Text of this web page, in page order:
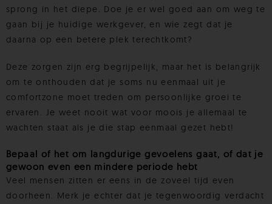
sprong in het diepe. Doe je er wel goed aan om weg te
gaan bij je huidige werkgever, en wie zegt dat je
daarna op een betere plek terechtkomt?
Deze zorgen zijn erg begrijpelijk, maar het is belangrijk
om te onthouden dat je soms nu eenmaal uit je
comfortzone moet treden om persoonlijke groei te
ervaren. Je weet nooit wat voor moois je allemaal te
wachten staat als je die stap eenmaal gezet hebt!
Bepaal of het om langdurige gevoelens gaat, of dat je
gewoon even een mindere periode hebt
Veel mensen zitten er eens in de zoveel tijd even
doorheen. Merk je echter dat je tegenwoordig verdacht